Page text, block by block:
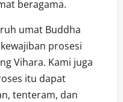
beragama.
umat Buddha
prosesi
Vihara. Kami juga
itu dapat
tenteram, dan